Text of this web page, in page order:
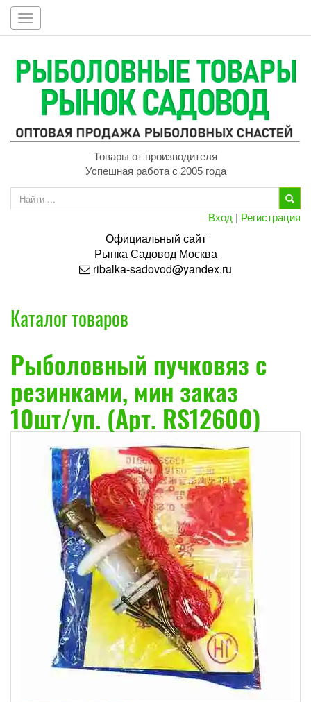
Toggle
navigation
Товары от производителя
Успешная работа с 2005 года
Вход | Регистрация
Официальный сайт
РынкаСадовод Москва
ribalka-sadovod@yandex.ru
Каталог товаров
Рыболовный пучковяз c
резинками, мин заказ
10шт/уп. (Арт. RS12600)